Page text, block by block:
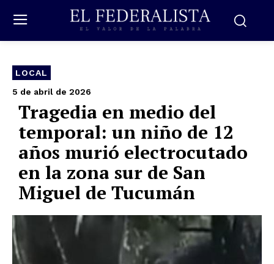
LOCAL
5 de abril de 2026
Tragedia en medio del
temporal: un niño de 12
años murió electrocutado
en la zona sur de San
Miguel de Tucumán